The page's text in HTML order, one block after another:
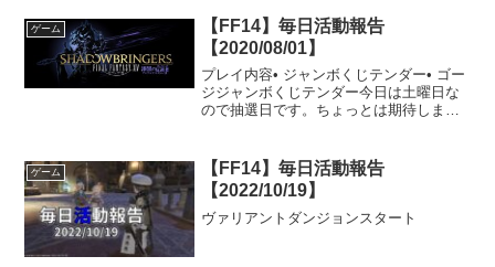
ゲーム
【FF14】毎日活動報告
【2020/08/01】
プレイ内容• ジャンボくじテンダー• ゴー
ジジャンボくじテンダー今日は土曜日な
ので抽選日です。ちょっとは期待しまし
ブ：侍（申請時：黒魔道士）今日も2戦2
勝です。試合...
ゲーム
【FF14】毎日活動報告
【2022/10/19】
ヴァリアントダンジョンスタート